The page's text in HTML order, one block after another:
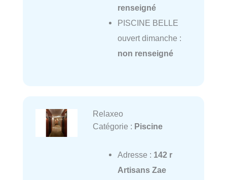
renseigné
PISCINE BELLE
ouvert dimanche :
non renseigné
Relaxeo
Catégorie : Piscine
Adresse : 142 r
Artisans Zae